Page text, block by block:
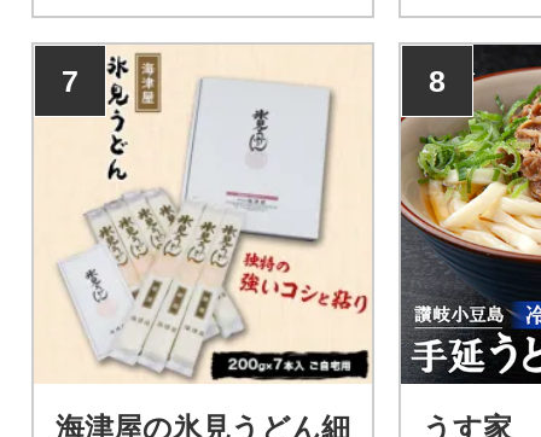
です。地元
地の自然が
愛され続
ご賞味く
田舎そばで
が生きてい
麺!」とい
奴そばが覆
7
海津屋の氷見うどん細
8
うす家